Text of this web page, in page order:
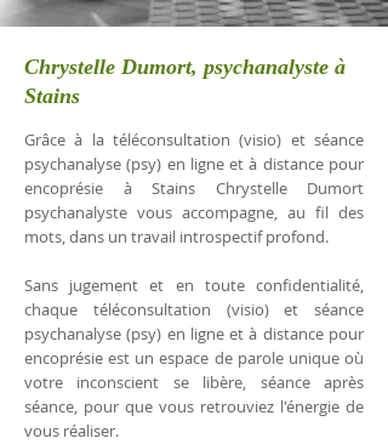
Chrystelle Dumort, psychanalyste à
Stains
Grâce à la téléconsultation (visio) et séance
psychanalyse (psy) en ligne et à distance pour
encoprésie à Stains Chrystelle Dumort
psychanalyste vous accompagne, au fil des
mots, dans un travail introspectif profond.
Sans jugement et en toute confidentialité,
chaque téléconsultation (visio) et séance
psychanalyse (psy) en ligne et à distance pour
encoprésie est un espace de parole unique où
votre inconscient se libère, séance après
séance, pour que vous retrouviez l'énergie de
vous réaliser.